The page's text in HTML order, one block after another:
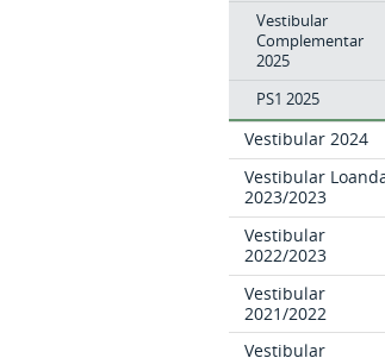
Vestibular
Complementar
2025
PS1 2025
Vestibular 2024
Vestibular
2023/2023
Vestibular
2022/2023
Vestibular
2021/2022
Vestibular